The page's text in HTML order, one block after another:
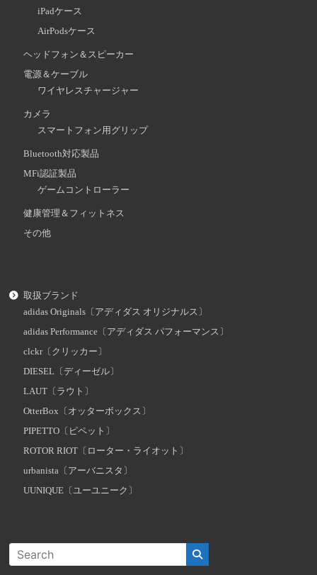
iPadケース
AirPodsケース
ヘッドフォン＆スピーカー
電源＆ケーブル
ワイヤレスチャージャー
カメラ
スマートフォン用グリップ
Bluetooth対応製品
MFi認証製品
ゲームコントローラー
健康管理＆フィットネス
その他
取扱ブランド
adidas Originals〔アディダス オリジナルス〕
adidas Performance〔アディダス パフォーマンス〕
clckr〔クリッカー〕
DIESEL〔ディーゼル〕
LAUT〔ラウト〕
OtterBox〔オッターボックス〕
PIPETTO〔ピペット〕
ROTOR RIOT〔ローター・ライオット〕
urbanista〔アーバニスタ〕
UUNIQUE〔ユーユニーク〕